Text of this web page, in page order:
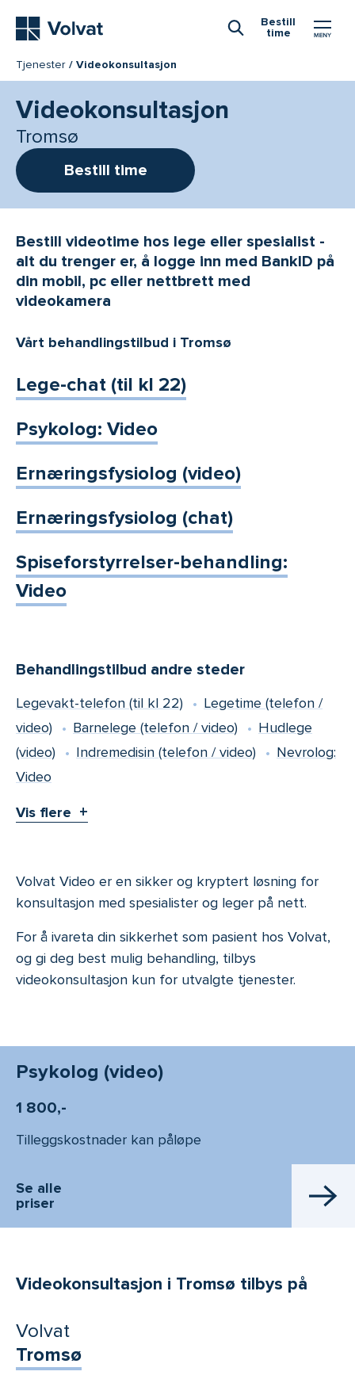
Bestill
time
Tjenester Videokonsultasjon
Videokonsultasjon
Tromsø
Bestill time
Bestill videotime hos lege eller spesialist -
alt du trenger er, å logge inn med BankID på
din mobil, pc eller nettbrett med
videokamera
Vårt behandlingstilbud i Tromsø
Lege-chat (til kl 22)
Psykolog: Video
Ernæringsfysiolog (video)
Ernæringsfysiolog (chat)
Spiseforstyrrelser-behandling:
Video
Behandlingstilbud andre steder
Legevakt-telefon (til kl 22)
Legetime (telefon /
video)
Barnelege (telefon / video)
Hudlege
(video)
Indremedisin (telefon / video)
Nevrolog:
Video
Vis flere
Volvat Video er en sikker og kryptert løsning for
konsultasjon med spesialister og leger på nett.
For å ivareta din sikkerhet som pasient hos Volvat,
og gi deg best mulig behandling, tilbys
videokonsultasjon kun for utvalgte tjenester.
Psykolog (video)
1 800,-
Tilleggskostnader kan påløpe
Se alle
priser
Videokonsultasjon i Tromsø tilbys på
Volvat
Tromsø